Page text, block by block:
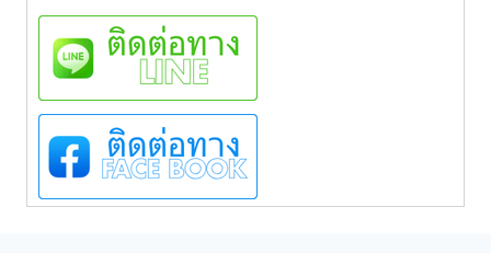
a
l
o
o
k
K
0
5